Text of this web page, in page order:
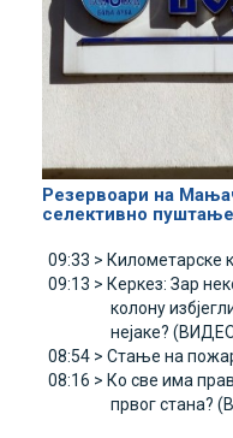
Резервоари на
селективно
09:33 > Километарске
09:13 > Керкез: Зар
колону
нејаке?
08:54 > Стање на
08:16 > Ко све има
првог стана?